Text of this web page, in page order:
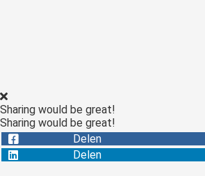
Sharing would be great!
Sharing would be great!
Delen
Delen